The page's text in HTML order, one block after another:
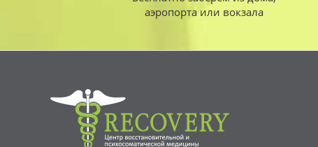
аэропорта или вокзала